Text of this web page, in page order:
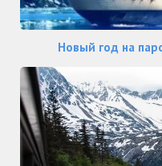
Новый год на